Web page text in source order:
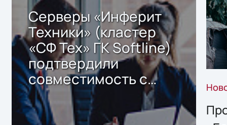
Серверы «Инферит
Техники» (кластер
«СФ Тех» ГК Softline)
подтвердили
совместимость с
решением Sharx
Storage 2.x для